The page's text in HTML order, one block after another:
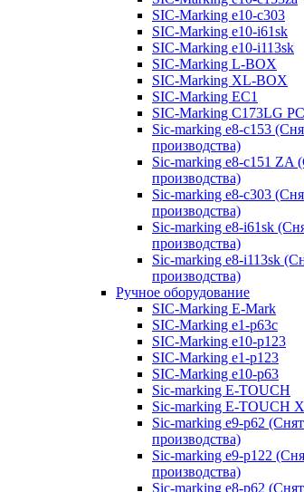
SIC-Marking e10-c303
SIC-Marking e10-i61sk
SIC-Marking e10-i113sk
SIC-Marking L-BOX
SIC-Marking XL-BOX
SIC-Marking EC1
SIC-Marking C173LG PC
Sic-marking e8-c153
производства)
Sic-marking e8-c151 ZA
производства)
Sic-marking e8-c303
производства)
Sic-marking e8-i61sk
производства)
Sic-marking e8-i113sk
производства)
Ручное оборудование
SIC-Marking E-Mark
SIC-Marking e1-p63с
SIC-Marking e10-p123
SIC-Marking e1-p123
SIC-Marking e10-p63
Sic-marking E-TOUCH
Sic-marking E-TOUCH
Sic-marking e9-p62
производства)
Sic-marking e9-p122
производства)
Sic-marking e8-p62